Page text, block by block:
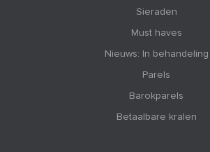
Sieraden
Must haves
Nieuws: In behandeling
Parels
Barokparels
Betaalbare kralen